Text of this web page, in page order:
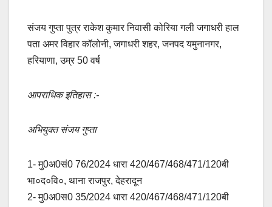
संजय गुप्ता पुत्र राकेश कुमार निवासी कोरिया गली जगाधरी हाल
पता अमर विहार कॉलोनी, जगाधरी शहर, जनपद यमुनानगर,
हरियाणा, उम्र 50 वर्ष
आपराधिक इतिहास :-
अभियुक्त संजय गुप्ता
1- मु0अ0सं0 76/2024 धारा 420/467/468/471/120बी
भा०द०वि०, थाना राजपुर, देहरादून
2- मु0अ0स0 35/2024 धारा 420/467/468/471/120बी